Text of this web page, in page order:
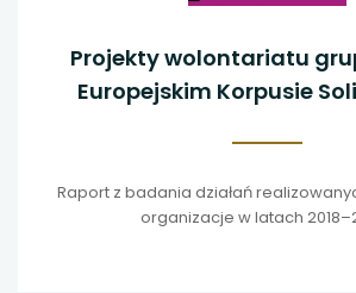
Projekty wolontariatu
Europejskim Korpusie
Raport z badania działań
organizacje w latach